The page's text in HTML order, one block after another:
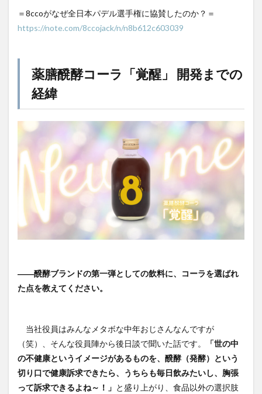
＝8ccoがなぜ全日本パデル選手権に協賛したのか？＝
https://note.com/8ccojack/n/n8b612c603039
薬膳醗酵コーラ「覚醒」 開発までの
経緯
――醗酵ブランドの第一弾としての飲料に、コーラを選ばれ
た点を教えてください。
当社役員はみんなメタボな中年おじさんなんですが
（笑）、そんな役員陣から後日談で聞いた話です。
「世の中
の不健康というイメージがあるものを、醗酵（発酵）という
切り口で健康訴求できたら、うちらも毎日飲みたいし、胸張
って訴求できるよね～！」 と盛り上がり、食品以外の選択肢